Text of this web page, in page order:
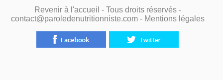
Revenir à l'accueil - Tous droits réservés -
contact@paroledenutritionniste.com - Mentions légales